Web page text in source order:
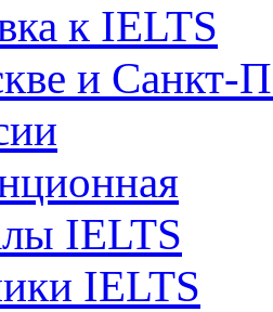
к IELTS
и Санкт-
IELTS
IELTS